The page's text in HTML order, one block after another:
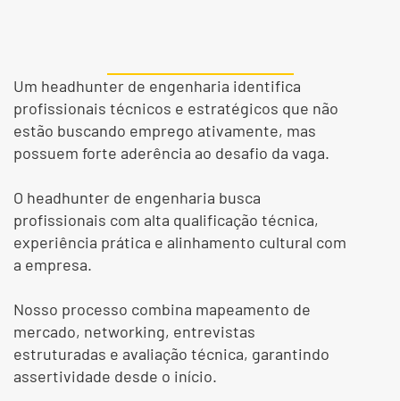
Um headhunter de engenharia identifica
profissionais técnicos e estratégicos que não
estão buscando emprego ativamente, mas
possuem forte aderência ao desafio da vaga.
O headhunter de engenharia busca
profissionais com alta qualificação técnica,
experiência prática e alinhamento cultural com
a empresa.
Nosso processo combina mapeamento de
mercado, networking, entrevistas
estruturadas e avaliação técnica, garantindo
assertividade desde o início.